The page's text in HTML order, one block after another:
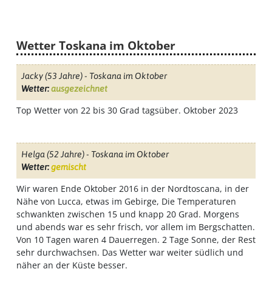
Wetter Toskana im Oktober
Jacky(53 Jahre) - Toskana im Oktober
Wetter:ausgezeichnet
Top Wetter von 22 bis 30 Grad tagsüber. Oktober 2023
Helga (52 Jahre) - Toskana im Oktober
Wetter:gemischt
Wir waren Ende Oktober 2016 in der Nordtoscana, in der
Nähe von Lucca, etwas im Gebirge, Die Temperaturen
schwankten zwischen 15 und knapp 20 Grad. Morgens
und abends war es sehr frisch, vor allem im Bergschatten.
Von 10 Tagen waren 4 Dauerregen. 2 Tage Sonne, der Rest
sehr durchwachsen. Das Wetter war weiter südlich und
näher an der Küste besser.